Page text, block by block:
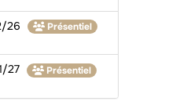
26
Présentiel
27
Présentiel